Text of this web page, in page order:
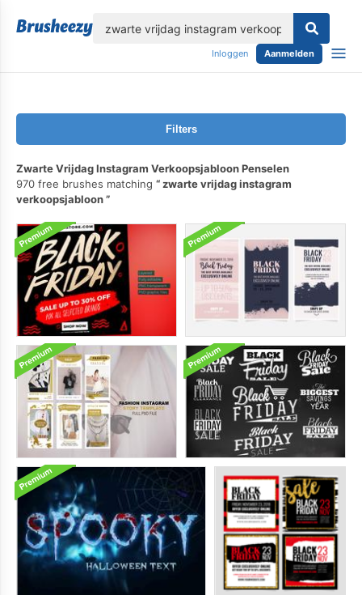
Inloggen Aanmelden
Filters
Zwarte Vrijdag Instagram Verkoopsjabloon Penselen
970 free brushes matching
zwarte vrijdag instagram
verkoopsjabloon